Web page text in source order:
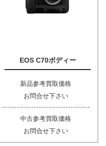
EOS C70ボディー
新品参考買取価格
お問合せ下さい
中古参考買取価格
お問合せ下さい